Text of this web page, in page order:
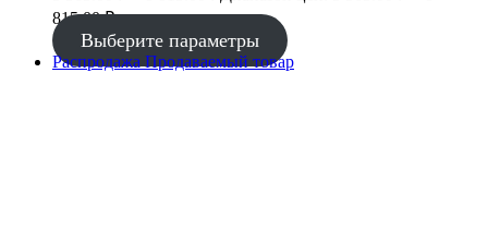
815.00 ₽
Выберите параметры
Распродажа Продаваемый товар